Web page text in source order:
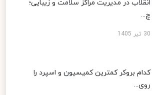
انقلاب در مدیریت مراکز سلامت و زیبایی؛
چ...
30 تیر 1405
کدام بروکر کمترین کمیسیون و اسپرد را
روی...